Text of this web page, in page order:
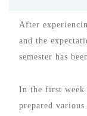
After
and the
semester has
In the first week
prepared